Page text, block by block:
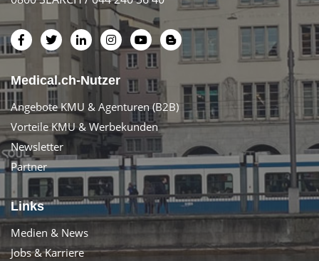
Medical.ch-Nutzer
Angebote KMU & Agenturen (B2B)
Vorteile KMU & Werbekunden
Newsletter
Partner
Links
Medien & News
Jobs & Karriere